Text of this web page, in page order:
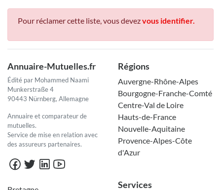
Pour réclamer cette liste, vous devezvous identifier.
Annuaire-Mutuelles.fr
Édité par Mohammed Naami
Munkerstraße 4
90443 Nürnberg, Allemagne
Annuaire et comparateur de
mutuelles.
Service de mise en relation avec
des assureurs partenaires.
Régions
Auvergne-Rhône-Alpes
Bourgogne-Franche-Comté
Centre-Val de Loire
Hauts-de-France
Nouvelle-Aquitaine
Provence-Alpes-Côte
d'Azur
Services